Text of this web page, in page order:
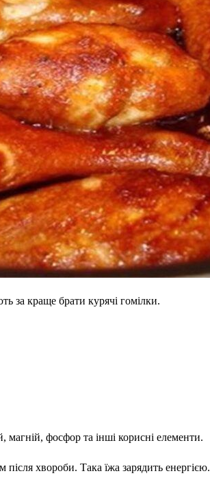
за краще брати курячі гомілки.
магній, фосфор та інші корисні елементи.
після хвороби. Така їжа зарядить енергією.